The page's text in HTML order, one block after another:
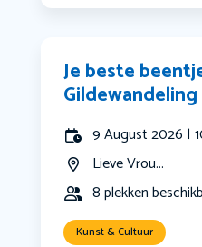
Je beste
9 August 2026 |
Lieve Vrou...
8 plekken
Kunst & Cultuur